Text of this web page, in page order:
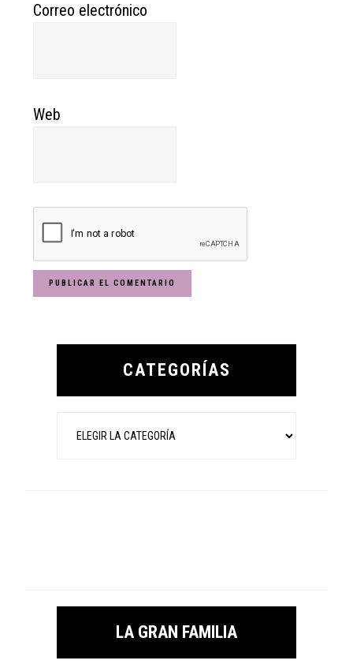
Correo electrónico
Web
Primary
CATEGORÍAS
LA GRAN FAMILIA